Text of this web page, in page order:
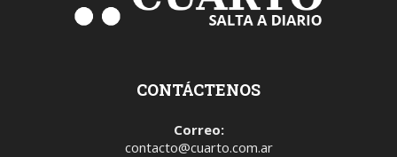
CONTÁCTENOS
Correo:
contacto@cuarto.com.ar